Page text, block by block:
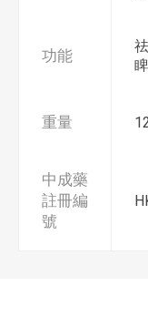
功能
重量
中成藥
註冊編
號